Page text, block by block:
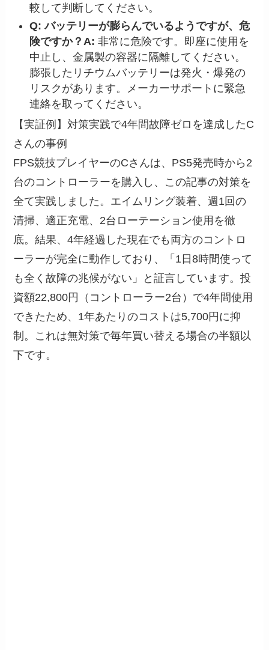
較して判断してください。
Q: バッテリーが膨らんでいるようですが、危
険ですか？A: 非常に危険です。即座に使用を
中止し、金属製の容器に隔離してください。
膨張したリチウムバッテリーは発火・爆発の
リスクがあります。メーカーサポートに緊急
連絡を取ってください。
【実証例】対策実践で4年間故障ゼロを達成したC
さんの事例
FPS競技プレイヤーのCさんは、PS5発売時から2
台のコントローラーを購入し、この記事の対策を
全て実践しました。エイムリング装着、週1回の
清掃、適正充電、2台ローテーション使用を徹
底。結果、4年経過した現在でも両方のコントロ
ーラーが完全に動作しており、「1日8時間使って
も全く故障の兆候がない」と証言しています。投
資額22,800円（コントローラー2台）で4年間使用
できたため、1年あたりのコストは5,700円に抑
制。これは無対策で毎年買い替える場合の半額以
下です。